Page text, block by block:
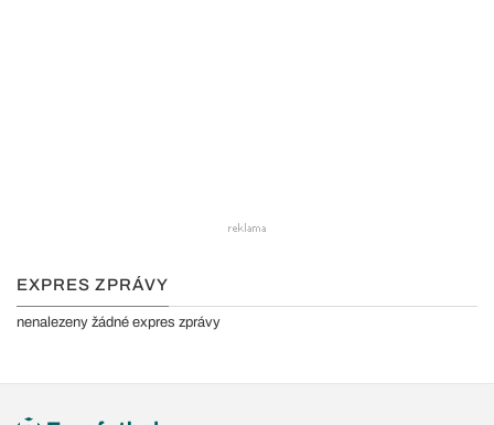
EXPRES ZPRÁVY
nenalezeny žádné expres zprávy